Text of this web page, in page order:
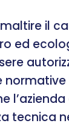
il
ed
normative
tecnica